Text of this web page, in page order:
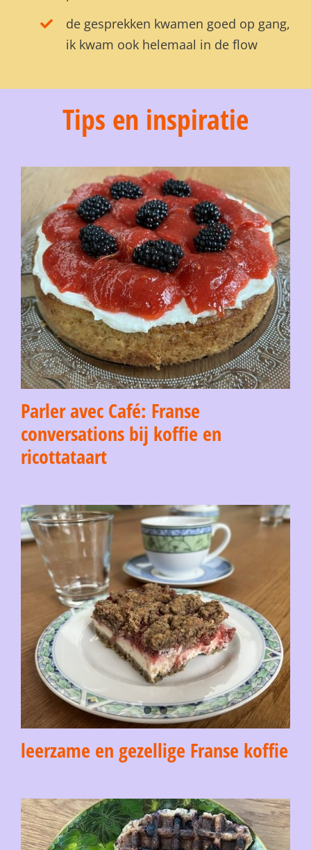
de gesprekken kwamen goed op gang,
ik kwam ook helemaal in de flow
Tips en inspiratie
Parler avec Café: Franse
conversations bij koffie en
ricottataart
leerzame en gezellige Franse koffie